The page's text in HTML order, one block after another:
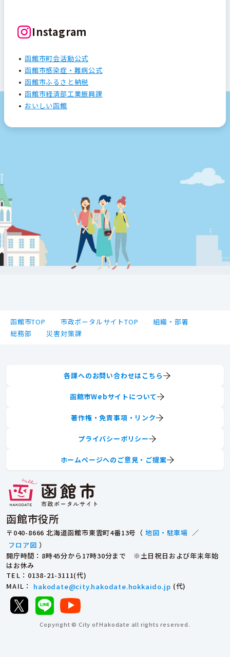
Instagram
函館市町会活動公式
函館市感染症・難病公式
函館市ふるさと納税
函館市経済部工業振興課
おいしい函館
函館市TOP 市政ポータルサイトTOP
組織・部署
総務部
災害対策課
函館市役所
〒040-8666 北海道函館市東雲町4番13号（ 地図・駐車場 ／
フロア図 ）
開庁時間：8時45分から17時30分まで ※土日祝日および年末年始
はお休み
TEL ：0138-21-3111(代)
MAIL ： hakodate@city.hakodate.hokkaido.jp (代)
各課へのお問い合わせはこちら
函館市Webサイトについて
著作権・免責事項・リンク
プライバシーポリシー
ホームページへのご意見・ご提案
Copyright © City of Hakodate all rights reserved.